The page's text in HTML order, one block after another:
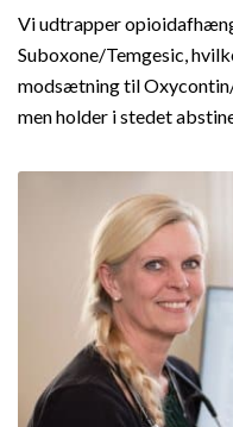
Vi udtrapper
Suboxone/Temgesic,
modsætning til
men holder i stedet